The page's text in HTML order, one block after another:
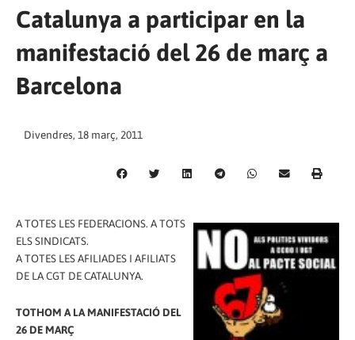
Catalunya a participar en la
manifestació del 26 de març a
Barcelona
Divendres, 18 març, 2011
A TOTES LES FEDERACIONS. A TOTS
ELS SINDICATS.
A TOTES LES AFILIADES I AFILIATS
DE LA CGT DE CATALUNYA.
TOTHOM A LA MANIFESTACIÓ DEL
26 DE MARÇ